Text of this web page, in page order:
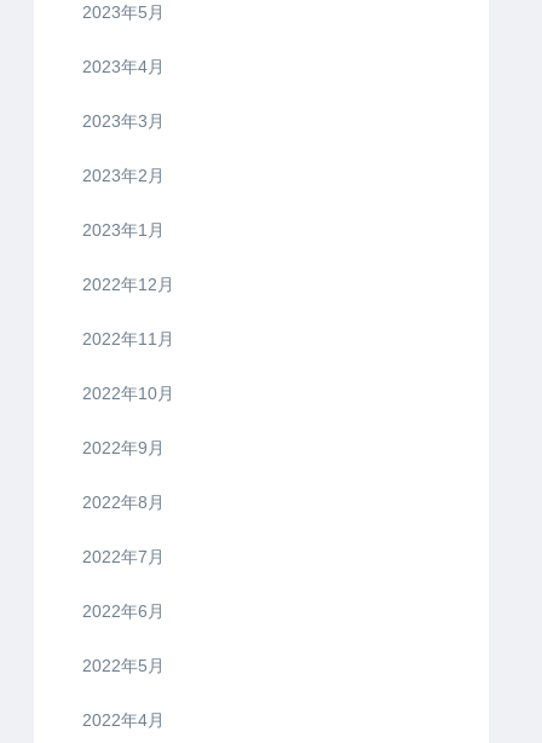
2023年5月
2023年4月
2023年3月
2023年2月
2023年1月
2022年12月
2022年11月
2022年10月
2022年9月
2022年8月
2022年7月
2022年6月
2022年5月
2022年4月